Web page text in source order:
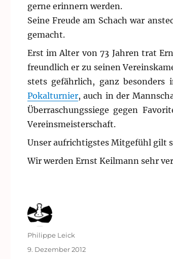
gerne erinnern werden.
Seine Freude am Schach war
gemacht.
Erst im Alter von 73 Jahren trat
freundlich er zu seinen
stets gefährlich, ganz
Pokalturnier, auch in der
Überraschungssiege gegen
Vereinsmeisterschaft.
Unser aufrichtigstes Mitgefühl gilt
Wir werden Ernst Keilmann sehr
Autor
Philippe Leick
Veröffentlicht
9. Dezember 2012